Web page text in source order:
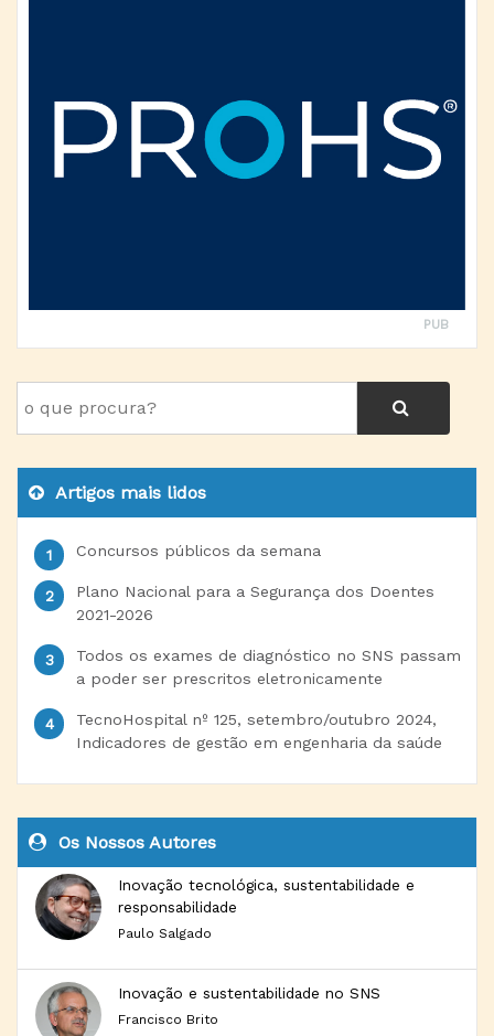
PUB
Artigos mais lidos
Concursos públicos da semana
Plano Nacional para a Segurança dos Doentes
2021-2026
Todos os exames de diagnóstico no SNS passam
a poder ser prescritos eletronicamente
TecnoHospital nº 125, setembro/outubro 2024,
Indicadores de gestão em engenharia da saúde
Os Nossos Autores
Inovação tecnológica, sustentabilidade e
responsabilidade
Paulo Salgado
Inovação e sustentabilidade no SNS
Francisco Brito